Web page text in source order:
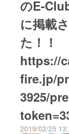
のE-
に掲載
た！！
https://
fire.jp/
3925/
2019/02/25